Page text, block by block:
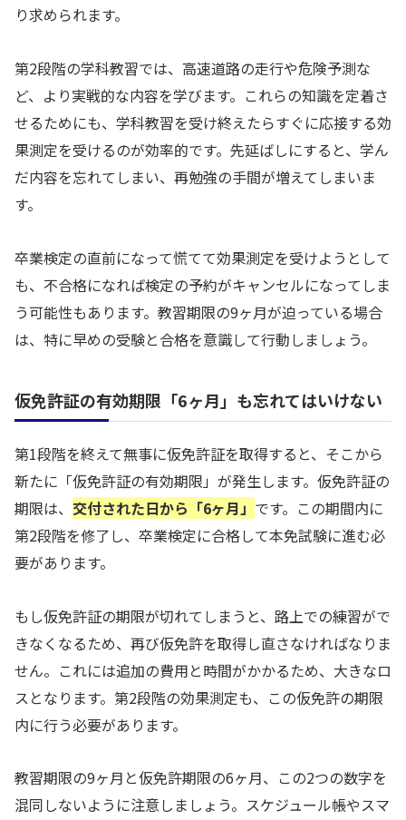
り求められます。
第2段階の学科教習では、高速道路の走行や危険予測な
ど、より実戦的な内容を学びます。これらの知識を定着さ
せるためにも、学科教習を受け終えたらすぐに応接する効
果測定を受けるのが効率的です。先延ばしにすると、学ん
だ内容を忘れてしまい、再勉強の手間が増えてしまいま
す。
卒業検定の直前になって慌てて効果測定を受けようとして
も、不合格になれば検定の予約がキャンセルになってしま
う可能性もあります。教習期限の9ヶ月が迫っている場合
は、特に早めの受験と合格を意識して行動しましょう。
仮免許証の有効期限「6ヶ月」も忘れてはいけない
第1段階を終えて無事に仮免許証を取得すると、そこから
新たに「仮免許証の有効期限」が発生します。仮免許証の
期限は、 交付された日から「6ヶ月」 です。この期間内に
第2段階を修了し、卒業検定に合格して本免試験に進む必
要があります。
もし仮免許証の期限が切れてしまうと、路上での練習がで
きなくなるため、再び仮免許を取得し直さなければなりま
せん。これには追加の費用と時間がかかるため、大きなロ
スとなります。第2段階の効果測定も、この仮免許の期限
内に行う必要があります。
教習期限の9ヶ月と仮免許期限の6ヶ月、この2つの数字を
混同しないように注意しましょう。スケジュール帳やスマ